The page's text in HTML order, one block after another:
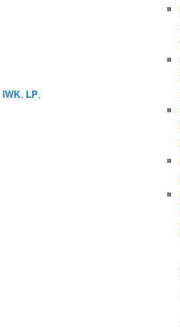
IWK, LP,